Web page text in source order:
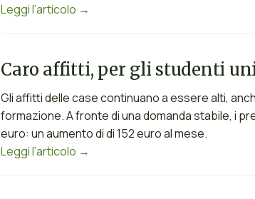
Leggi l’articolo →
Caro affitti, per gli studenti
Gli affitti delle case continuano a essere alti,
formazione. A fronte di una domanda stabile, i
euro: un aumento di di 152 euro al mese.
Leggi l’articolo →